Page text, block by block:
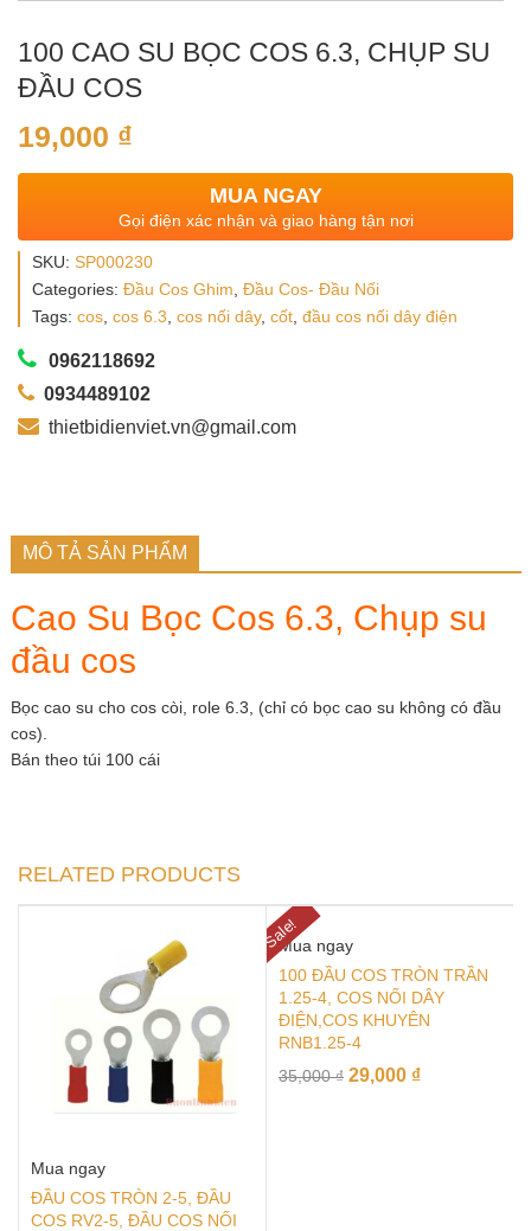
100 CAO SU BỌC COS 6.3, CHỤP SU
ĐẦU COS
19,000 ₫
MUA NGAY
Gọi điện xác nhận và giao hàng tận nơi
SKU: SP000230
Categories: Đầu Cos Ghim Đầu Cos- Đầu Nối
Tags: cos cos 6.3 cos nối dây, cốt đầu cos nối dây điện
0962118692
0934489102
thietbidienviet.vn@gmail.com
MÔ TẢ SẢN PHẨM
Cao Su Bọc Cos 6.3, Chụp su
đầu cos
Bọc cao su cho cos còi, role 6.3, (chỉ có bọc cao su không có đầu
cos).
Bán theo túi 100 cái
RELATED PRODUCTS
Mua ngay
ĐẦU COS TRÒN 2-5, ĐẦU
COS RV2-5, ĐẦU COS NỐI
Sale!
Mua ngay
100 ĐẦU COS TRÒN TRẦN
1.25-4, COS NỐI DÂY
ĐIỆN,COS KHUYÊN
RNB1.25-4
35,000₫ 29,000 ₫